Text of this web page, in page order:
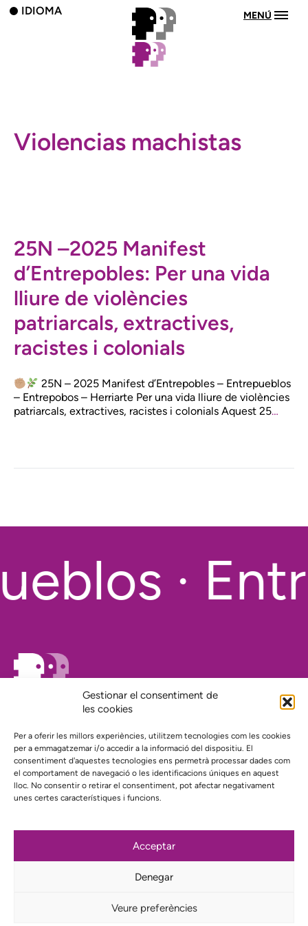
Gestionar el consentiment de
les cookies
Per a oferir les millors experiències, utilitzem tecnologies com les cookies
per a emmagatzemar i/o accedir a la informació del dispositiu. El
consentiment d'aquestes tecnologies ens permetrà processar dades com
el comportament de navegació o les identificacions úniques en aquest
lloc. No consentir o retirar el consentiment, pot afectar negativament
unes certes característiques i funcions.
Acceptar
Denegar
Veure preferències
IDIOMA MENÚ
Violencias machistas
25N –2025 Manifest
d’Entrepobles: Per una vida
lliure de violències
patriarcals, extractives,
racistes i colonials
25N – 2025 Manifest d’Entrepobles – Entrepueblos
– Entrepobos – Herriarte Per una vida lliure de violències
patriarcals, extractives, racistes i colonials Aquest 25…
·
Contacte
El nostre compromís amb la transparència
Política de privacidad